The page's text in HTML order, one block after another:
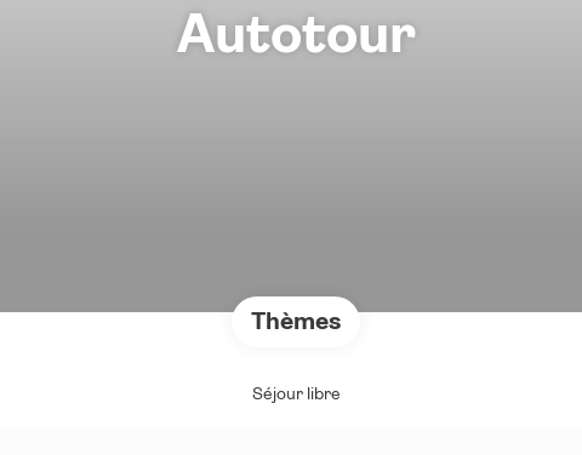
Autotour
Thèmes
Séjour libre